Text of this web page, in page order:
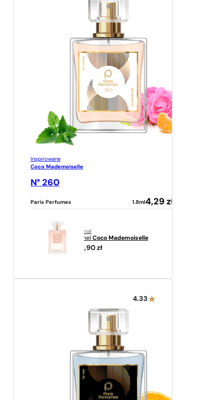
Inspirowane
Coco Mademoiselle
N° 260
Paris Perfumes 1.8ml 4,29 zł
oryginał
Chanel Coco Mademoiselle
629,90 zł
4.33